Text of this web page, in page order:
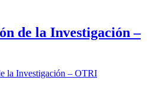
de la Investigación –
la Investigación – OTRI